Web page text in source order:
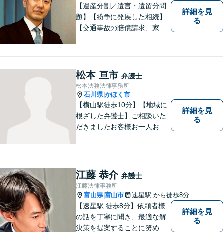
【遺産分割／遺言・遺留分問
題】【紛争に発展した相続】
【交通事故の賠償請求、家族
交渉などの代理人活動を行い
ます。顧問契約先の法律相
談、個人の方の法律相談対応
も。
詳細を見
る
松本 亘市 弁護士
松本法務法律事務所
石川県|かほく市
【横山駅徒歩10分】【地域に
根ざした弁護士】ご相談いた
だきましたお客様お一人お一
婚問題／相続問題／刑事事件
など、幅広く対応可能。【夜
間／休日対応可能】どうぞお
気軽にご相談ください。
詳細を見
る
江藤 恭介 弁護士
江藤法律事務所
富山県|富山市 速星駅 から徒歩8分
【速星駅 徒歩8分】依頼者様
の話を丁寧に聞き、最適な解
決策を提案することに努めて
詳細を見
る